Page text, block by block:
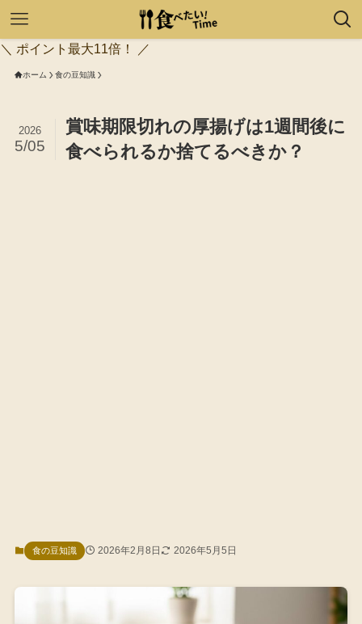
＼ ポイント最大11倍！ ／
ホーム 食の豆知識
賞味期限切れの厚揚げは1週間後に
食べられるか捨てるべきか？
2026
5/05
食の豆知識 2026年2月8日 2026年5月5日